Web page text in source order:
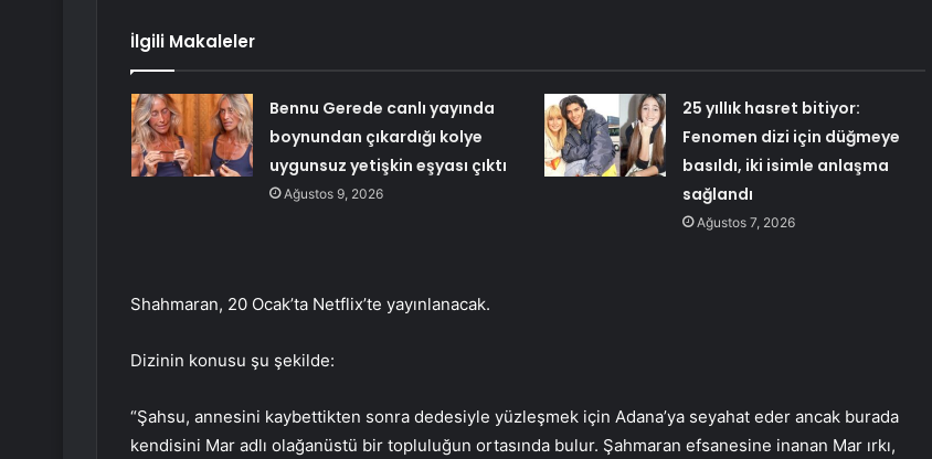
İlgili Makaleler
Bennu Gerede canlı yayında
boynundan çıkardığı kolye
uygunsuz yetişkin eşyası çıktı
Ağustos 9, 2026
25 yıllık hasret bitiyor:
Fenomen dizi için düğmeye
basıldı, iki isimle anlaşma
sağlandı
Ağustos 7, 2026
Shahmaran, 20 Ocak’ta Netflix’te yayınlanacak.
Dizinin konusu şu şekilde:
“Şahsu, annesini kaybettikten sonra dedesiyle yüzleşmek için Adana’ya seyahat eder ancak burada
kendisini Mar adlı olağanüstü bir topluluğun ortasında bulur. Şahmaran efsanesine inanan Mar ırkı,